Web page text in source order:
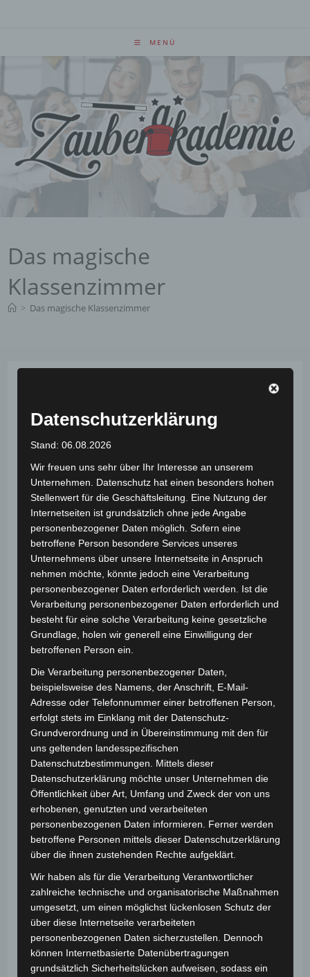
MENÜ
Das magische
Klassenzimmer
> Das magische Klassenzimmer
selbst vorführen können. Das Besondere daran: Für
die gezeigten Tricks braucht es keine teuren
Kinder von zuhause kennen oder die sich leicht selbst
herstellen lassen, zum Beispiel Papier, Stifte, Münzen,
Karten, Schnüre oder kleine Alltagsgegenstände.
Die Kinder erleben dabei nicht nur, wie ein Trick
funktioniert, sondern auch, wie man ihn spannend
präsentiert. Denn ein gutes Kunststück besteht nicht
nur aus der Methode, sondern auch aus Sprache,
Körpersprache, Aufmerksamkeit, Timing und dem
Mut, vor anderen aufzutreten. Genau hier setzt der
Kurs an: Die Kinder dürfen ausprobieren, üben,
präsentieren.
Ich habe eine große Auswahl an Kunststücken
unterschiedlichen Schwierigkeitsstufen. So kann ich
mich gut an die jeweilige Klasse, das Alter, die
Gruppendynamik und die Fähigkeiten der Kinder
anpassen. Manche Tricks eignen sich besonders für
einzelne Kinder, andere können zu zweit oder in
kleinen Gruppen präsentiert werden. Dadurch
entstehen auch schöne Möglichkeiten für
Zusammenarbeit, gegenseitige Unterstützung und
Ganz nebenbei findet auch niederschwellige
Sprachförderung statt: Die Kinder überlegen, wie sie
ihr Kunststück erklären, welche Geschichte sie dazu
erzählen, wie sie das Publikum ansprechen und
welche Worte die Wirkung verstärken. Sie üben also
Datenschutzerklärung
Stand: 06.08.2026
Wir freuen uns sehr über Ihr Interesse an unserem
Unternehmen. Datenschutz hat einen besonders hohen
Stellenwert für die Geschäftsleitung. Eine Nutzung der
Internetseiten ist grundsätzlich ohne jede Angabe
personenbezogener Daten möglich. Sofern eine
betroffene Person besondere Services unseres
Unternehmens über unsere Internetseite in Anspruch
nehmen möchte, könnte jedoch eine Verarbeitung
personenbezogener Daten erforderlich werden. Ist die
Verarbeitung personenbezogener Daten erforderlich und
besteht für eine solche Verarbeitung keine gesetzliche
Grundlage, holen wir generell eine Einwilligung der
betroffenen Person ein.
Die Verarbeitung personenbezogener Daten,
beispielsweise des Namens, der Anschrift, E-Mail-
Adresse oder Telefonnummer einer betroffenen Person,
erfolgt stets im Einklang mit der Datenschutz-
Grundverordnung und in Übereinstimmung mit den für
uns geltenden landesspezifischen
Datenschutzbestimmungen. Mittels dieser
Datenschutzerklärung möchte unser Unternehmen die
Öffentlichkeit über Art, Umfang und Zweck der von uns
erhobenen, genutzten und verarbeiteten
personenbezogenen Daten informieren. Ferner werden
betroffene Personen mittels dieser Datenschutzerklärung
über die ihnen zustehenden Rechte aufgeklärt.
Wir haben als für die Verarbeitung Verantwortlicher
zahlreiche technische und organisatorische Maßnahmen
umgesetzt, um einen möglichst lückenlosen Schutz der
über diese Internetseite verarbeiteten
personenbezogenen Daten sicherzustellen. Dennoch
können Internetbasierte Datenübertragungen
grundsätzlich Sicherheitslücken aufweisen, sodass ein